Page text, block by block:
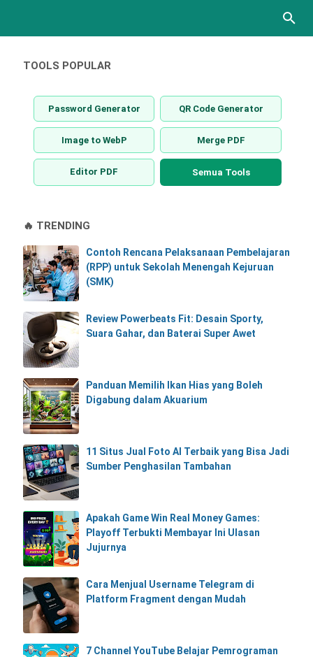
TOOLS POPULAR
Password Generator QR Code Generator
Image to WebP Merge PDF
Editor PDF Semua Tools
🔥 TRENDING
Contoh Rencana Pelaksanaan Pembelajaran
(RPP) untuk Sekolah Menengah Kejuruan
(SMK)
Review Powerbeats Fit: Desain Sporty,
Suara Gahar, dan Baterai Super Awet
Panduan Memilih Ikan Hias yang Boleh
Digabung dalam Akuarium
11 Situs Jual Foto AI Terbaik yang Bisa Jadi
Sumber Penghasilan Tambahan
Apakah Game Win Real Money Games:
Playoff Terbukti Membayar Ini Ulasan
Jujurnya
Cara Menjual Username Telegram di
Platform Fragment dengan Mudah
7 Channel YouTube Belajar Pemrograman